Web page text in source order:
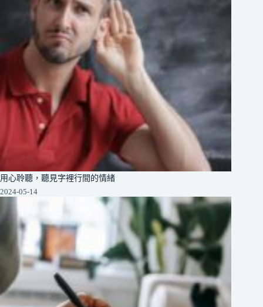
用心聆聽，聽見字裡行間的情緒
2024-05-14